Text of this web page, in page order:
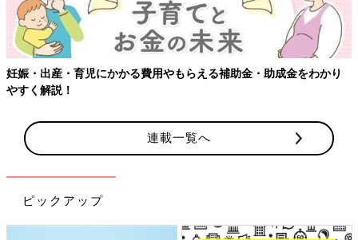
妊娠・出産・育児にかかる費用やもらえる補助金・助成金をわかり
やすく解説！
連載一覧へ
ピックアップ